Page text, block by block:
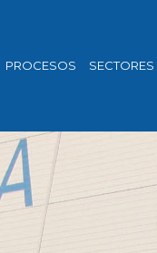
PROCESOS SECTORES